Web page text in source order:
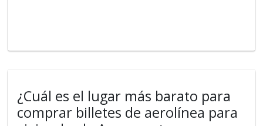
¿Cuál es el lugar más barato para
comprar billetes de aerolínea para